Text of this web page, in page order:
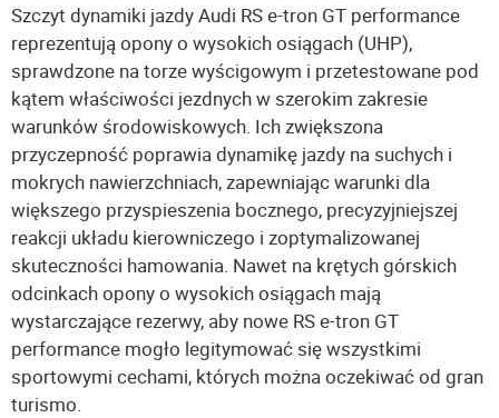
Szczyt dynamiki jazdy Audi RS e-tron GT performance
reprezentują opony o wysokich osiągach (UHP),
sprawdzone na torze wyścigowym i przetestowane pod
kątem właściwości jezdnych w szerokim zakresie
warunków środowiskowych. Ich zwiększona
przyczepność poprawia dynamikę jazdy na suchych i
mokrych nawierzchniach, zapewniając warunki dla
większego przyspieszenia bocznego, precyzyjniejszej
reakcji układu kierowniczego i zoptymalizowanej
skuteczności hamowania. Nawet na krętych górskich
odcinkach opony o wysokich osiągach mają
wystarczające rezerwy, aby nowe RS e-tron GT
performance mogło legitymować się wszystkimi
sportowymi cechami, których można oczekiwać od gran
turismo.